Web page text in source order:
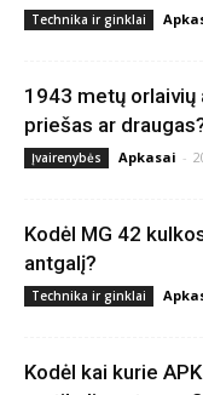
Technika ir ginklai
1943 metų
priešas ar
Įvairenybės Apkasai -
Kodėl MG 42
antgalį?
Technika ir ginklai
Kodėl kai kurie